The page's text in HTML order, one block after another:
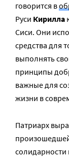
говорится в
Руси Кирилла
Сиси. Они
средства для
выполнять
принципы
важные для
жизни в
Патриарх